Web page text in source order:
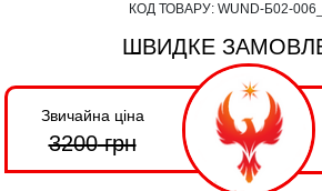
КОД ТОВАРУ: WUND-Б02-
ШВИДКЕ
Звичайна ціна
3200грн